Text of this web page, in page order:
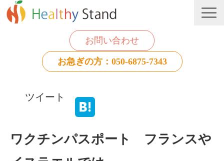
お問い合わせ
お急ぎの方：050-6875-7343
個人のお客様
ツイート
ワクチンパスポート フランスや